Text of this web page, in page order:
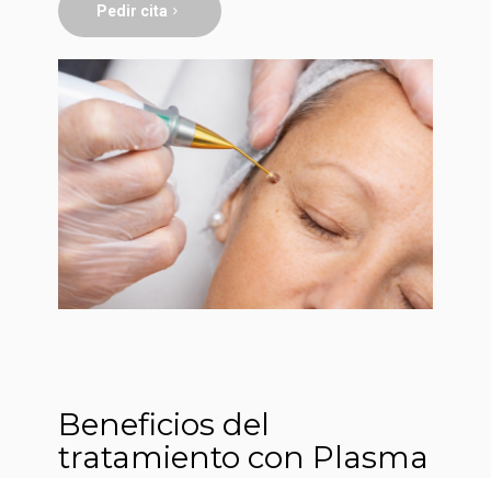
Pedir cita
Beneficios del
tratamiento con Plasma